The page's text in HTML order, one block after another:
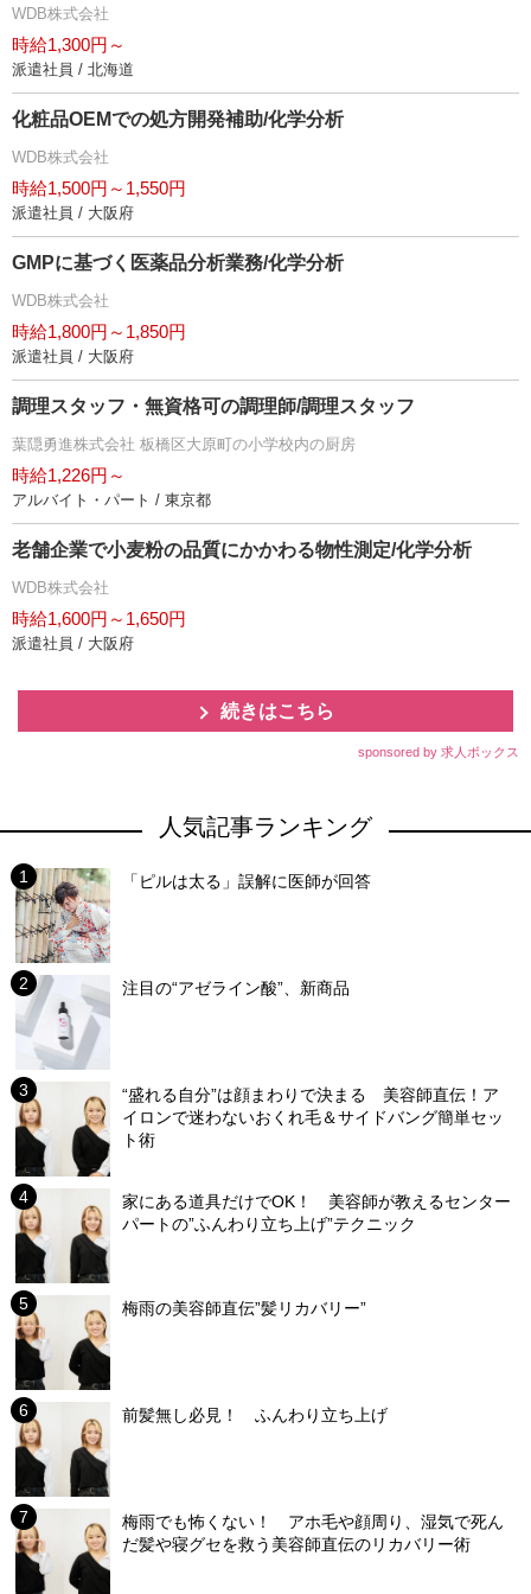
WDB株式会社
時給1,300円～
派遣社員 / 北海道
化粧品OEMでの処方開発補助/化学分析
WDB株式会社
時給1,500円～1,550円
派遣社員 / 大阪府
GMPに基づく医薬品分析業務/化学分析
WDB株式会社
時給1,800円～1,850円
派遣社員 / 大阪府
調理スタッフ・無資格可の調理師/調理スタッフ
葉隠勇進株式会社 板橋区大原町の小学校内の厨房
時給1,226円～
アルバイト・パート / 東京都
老舗企業で小麦粉の品質にかかわる物性測定/化学分析
WDB株式会社
時給1,600円～1,650円
派遣社員 / 大阪府
続きはこちら
sponsored by 求人ボックス
人気記事ランキング
「ピルは太る」誤解に医師が回答
注目の“アゼライン酸”、新商品
“盛れる自分”は顔まわりで決まる 美容師直伝！ア
イロンで迷わないおくれ毛＆サイドバング簡単セッ
ト術
家にある道具だけでOK！ 美容師が教えるセンター
パートの”ふんわり立ち上げ”テクニック
梅雨の美容師直伝”髪リカバリー”
前髪無し必見！ ふんわり立ち上げ
梅雨でも怖くない！ アホ毛や顔周り、湿気で死ん
だ髪や寝グセを救う美容師直伝のリカバリー術